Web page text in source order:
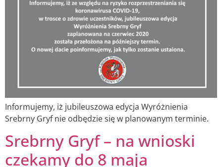
Informujemy, iż jubileuszowa edycja Wyróżnienia
Srebrny Gryf nie odbędzie się w planowanym terminie.
Srebrny Gryf – na wnioski
czekamy do 8 maja